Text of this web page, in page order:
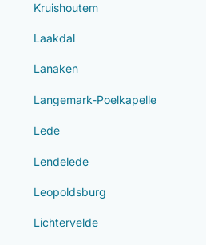
Kruishoutem
Laakdal
Lanaken
Langemark-Poelkapelle
Lede
Lendelede
Leopoldsburg
Lichtervelde